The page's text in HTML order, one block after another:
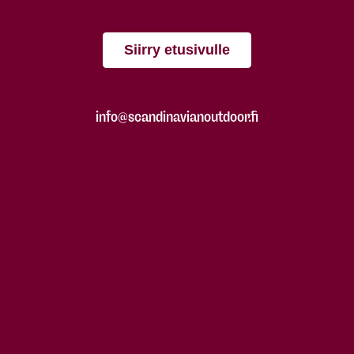
Siirry etusivulle
info@scandinavianoutdoor.fi